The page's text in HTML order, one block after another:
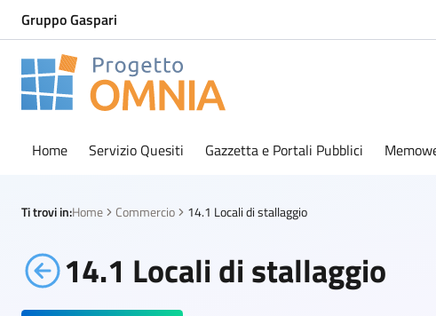
Gruppo Gaspari
Progetto Omnia
Home Servizio Quesiti Gazzetta e Portali Pubblici
Ti trovi in:Home Commercio 14.1 Locali di stallaggio
14.1 Locali di stallaggio